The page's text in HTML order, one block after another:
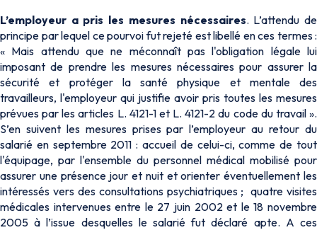
L’employeur a pris les mesures nécessaires. L’attendu de
principe par lequel ce pourvoi fut rejeté est libellé en ces termes :
« Mais attendu que ne méconnaît pas l'obligation légale lui
imposant de prendre les mesures nécessaires pour assurer la
sécurité et protéger la santé physique et mentale des
travailleurs, l'employeur qui justifie avoir pris toutes les mesures
prévues par les articles L. 4121-1 et L. 4121-2 du code du travail ».
S’en suivent les mesures prises par l’employeur au retour du
salarié en septembre 2011 : accueil de celui-ci, comme de tout
l'équipage, par l'ensemble du personnel médical mobilisé pour
assurer une présence jour et nuit et orienter éventuellement les
intéressés vers des consultations psychiatriques ; quatre visites
médicales intervenues entre le 27 juin 2002 et le 18 novembre
2005 à l’issue desquelles le salarié fut déclaré apte. A ces